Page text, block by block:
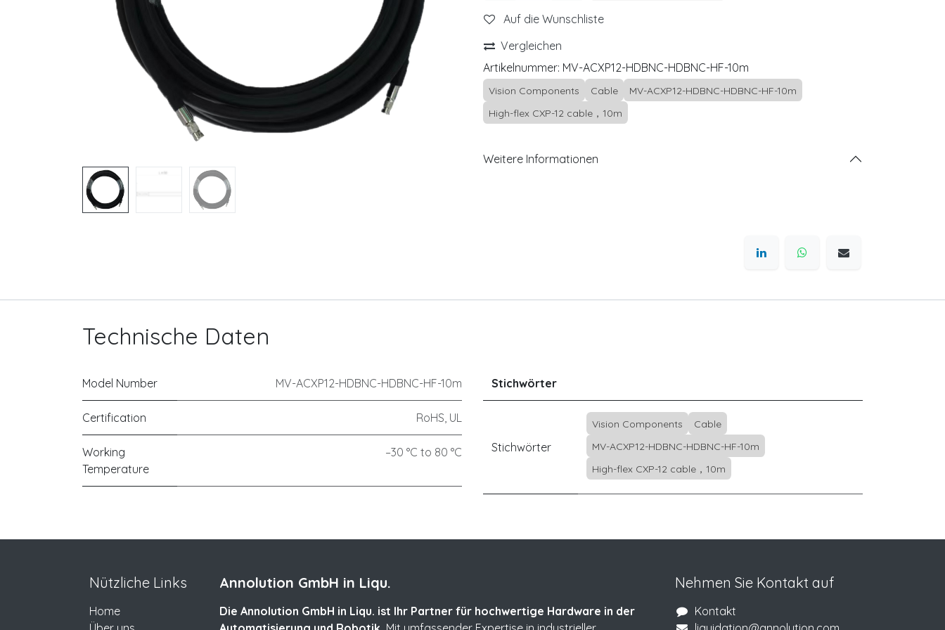
Auf die Wunschliste
Vergleichen
Artikelnummer: MV-ACXP12-HDBNC-HDBNC-HF-10m
Vision Components Cable
MV-ACXP12-HDBNC-HDBNC-HF-10m
High-flex CXP-12 cable，10m
Weitere Informationen
Technische Daten
Model Number MV-ACXP12-HDBNC-HDBNC-HF-10m
Certification RoHS, UL
Working
Temperature
–30 °C to 80 °C
Stichwörter
Stichwörter
Vision Components
Cable
MV-ACXP12-HDBNC-HDBNC-HF-10m
High-flex CXP-12 cable，10m
Nützliche Links
Home
Nehmen Sie Kontakt auf
Kontakt
Annolution GmbH in Liqu.
Die Annolution GmbH in Liqu. ist Ihr Partner für hochwertige Hardware in der